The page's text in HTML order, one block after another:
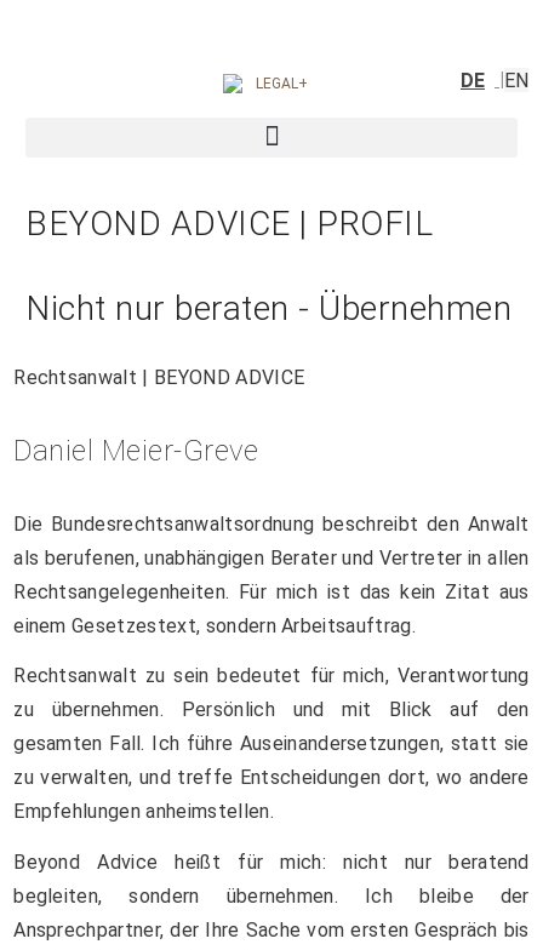
BEYOND ADVICE | PROFIL
Nicht nur beraten - Übernehmen
Rechtsanwalt | BEYOND ADVICE
Daniel Meier-Greve
Die Bundesrechtsanwaltsordnung beschreibt den Anwalt
als berufenen, unabhängigen Berater und Vertreter in allen
Rechtsangelegenheiten. Für mich ist das kein Zitat aus
einem Gesetzestext, sondern Arbeitsauftrag.
Rechtsanwalt zu sein bedeutet für mich, Verantwortung
zu übernehmen. Persönlich und mit Blick auf den
gesamten Fall. Ich führe Auseinandersetzungen, statt sie
zu verwalten, und treffe Entscheidungen dort, wo andere
Empfehlungen anheimstellen.
Beyond Advice heißt für mich: nicht nur beratend
begleiten, sondern übernehmen. Ich bleibe der
Ansprechpartner, der Ihre Sache vom ersten Gespräch bis
DE EN